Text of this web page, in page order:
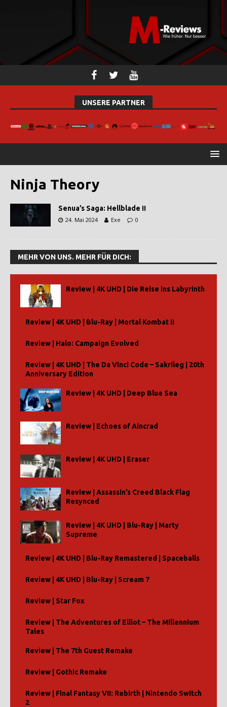
UNSERE PARTNER
Ninja Theory
Senua’s Saga: Hellblade II
24. Mai 2024 Exe 0
MEHR VON UNS. MEHR FÜR DICH:
Review | 4K UHD | Die Reise ins Labyrinth
Review | 4K UHD | Blu-Ray | Mortal Kombat II
Review | Halo: Campaign Evolved
Review | 4K UHD | The Da Vinci Code – Sakrileg | 20th
Anniversary Edition
Review | 4K UHD | Deep Blue Sea
Review | Echoes of Aincrad
Review | 4K UHD | Eraser
Review | Assassin’s Creed Black Flag
Resynced
Review | 4K UHD | Blu-Ray | Marty
Supreme
Review | 4K UHD | Blu-Ray Remastered | Spaceballs
Review | 4K UHD | Blu-Ray | Scream 7
Review | Star Fox
Review | The Adventures of Elliot – The Millennium
Tales
Review | The 7th Guest Remake
Review | Gothic Remake
Review | Final Fantasy VII: Rebirth | Nintendo Switch
2